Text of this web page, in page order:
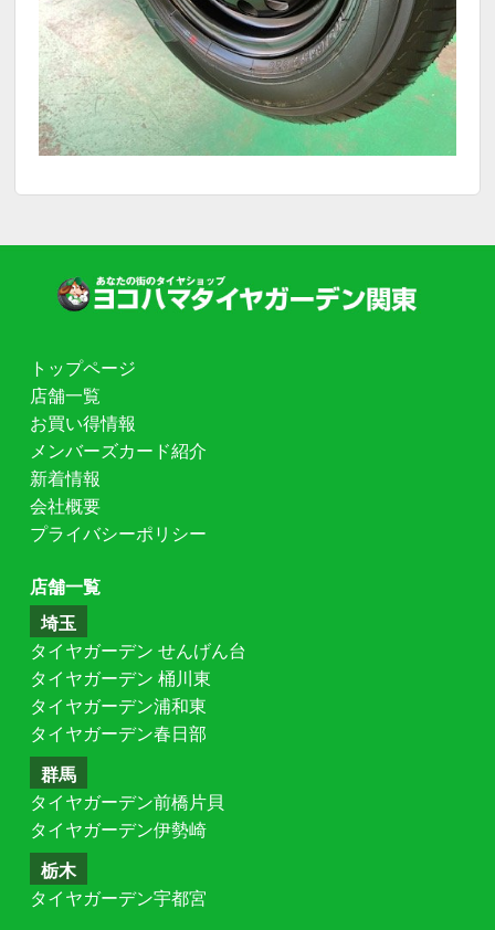
トップページ
店舗一覧
お買い得情報
メンバーズカード紹介
新着情報
会社概要
プライバシーポリシー
店舗一覧
埼玉
タイヤガーデン せんげん台
タイヤガーデン 桶川東
タイヤガーデン浦和東
タイヤガーデン春日部
群馬
タイヤガーデン前橋片貝
タイヤガーデン伊勢崎
栃木
タイヤガーデン宇都宮